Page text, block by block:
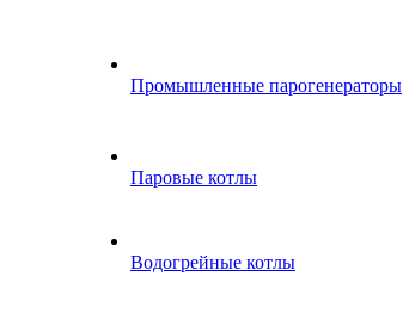
Промышленные парогенераторы
Паровые котлы
Водогрейные котлы